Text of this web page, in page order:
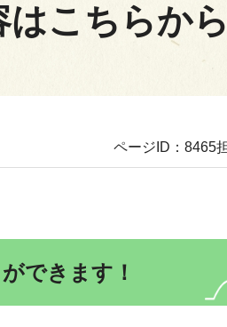
こちらから
ページID：8465
できます！